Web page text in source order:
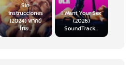
Sin
instrucciones
(2024) พากย์
ไทย...
I Want Your Sex
(2026)
SoundTrack...